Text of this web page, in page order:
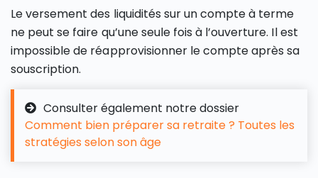
Le versement des liquidités sur un compte à terme
ne peut se faire qu’une seule fois à l’ouverture. Il est
impossible de réapprovisionner le compte après sa
souscription.
Consulter également notre dossier
Comment bien préparer sa retraite ? Toutes les
stratégies selon son âge